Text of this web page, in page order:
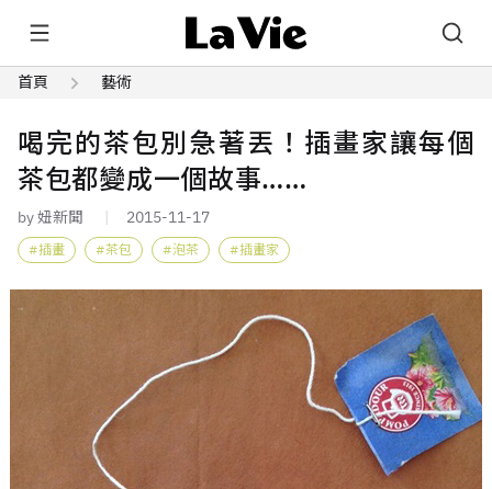
首頁 藝術
喝完的茶包別急著丟！插畫家讓每個
茶包都變成一個故事……
by 妞新聞 2015-11-17
插畫 茶包 泡茶 插畫家